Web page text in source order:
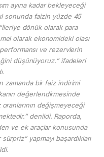
ayına kadar bekleyeceği
sonunda faizin yüzde 45
dönük olarak para
olarak ekonomideki olası
performansı ve rezervlerin
düşünüyoruz.” ifadeleri
zamanda bir faiz indirimi
değerlendirmesinde
oranlarının değişmeyeceği
denildi. Raporda,
ve ek araçlar konusunda
yapmayı başardıkları